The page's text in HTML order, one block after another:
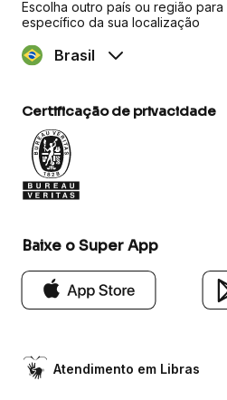
Escolha outro país ou região
específico da sua localização
Brasil
Certificação de privacidade
Baixe o Super App
Atendimento em Libras